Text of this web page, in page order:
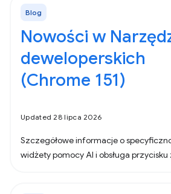
Blog
Nowości w
deweloperskich
(Chrome 151)
Updated 28 lipca 2026
Szczegółowe informacje o
widżety pomocy AI i obsługa